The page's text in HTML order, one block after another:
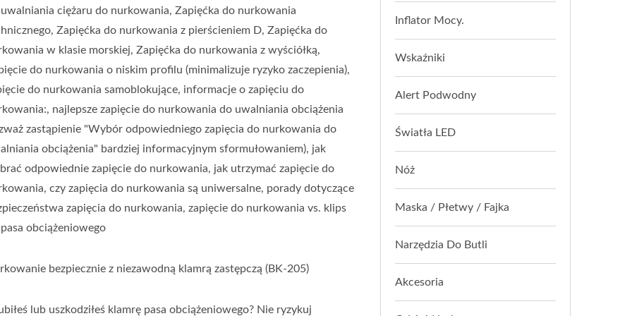
(rozważ Zastąpienie "Wybór Odpowiedniego
Do Uwalniania Obciążenia" Bardziej
Jak Wybrać Odpowiednie Zapięcie Do
Zapięcie Do Nurkowania, Czy Zapięcia Do
Porady Dotyczące Bezpieczeństwa Zapięcia
Zapięcie Do Nurkowania Vs. Klips Do Pasa
| Manometry Nurkowe | Producent Kompasów
| SCUBA AQUATEC
ciężaru do nurkowania, Zapięćka do nurkowania
Zapięćka do nurkowania z pierścieniem D, Zapięćka do
w klasie morskiej, Zapięćka do nurkowania z wyściółką,
do nurkowania o niskim profilu (minimalizuje ryzyko zaczepienia),
do nurkowania samoblokujące, informacje o zapięciu do
najlepsze zapięcie do nurkowania do uwalniania obciążenia
zastąpienie "Wybór odpowiedniego zapięcia do nurkowania do
obciążenia" bardziej informacyjnym sformułowaniem), jak
odpowiednie zapięcie do nurkowania, jak utrzymać zapięcie do
czy zapięcia do nurkowania są uniwersalne, porady dotyczące
zapięcia do nurkowania, zapięcie do nurkowania vs. klips
obciążeniowego
bezpiecznie z niezawodną klamrą zastępczą (BK-205)
lub uszkodziłeś klamrę pasa obciążeniowego? Nie ryzykuj
Inflator Mocy.
Wskaźniki
Alert Podwodny
Światła LED
Nóż
Maska / Płetwy / Fajka
Narzędzia Do Butli
Akcesoria